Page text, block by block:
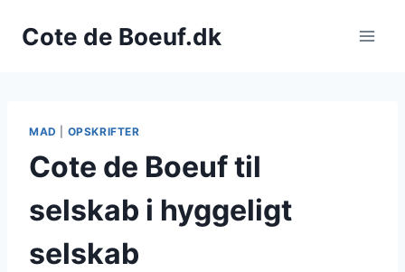
Cote de Boeuf.dk
MAD OPSKRIFTER
Cote de Boeuf til
selskab i hyggeligt
selskab